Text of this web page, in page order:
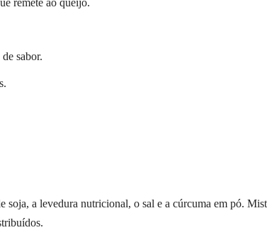
remete ao queijo.
sabor.
a levedura nutricional, o sal e a cúrcuma em pó.